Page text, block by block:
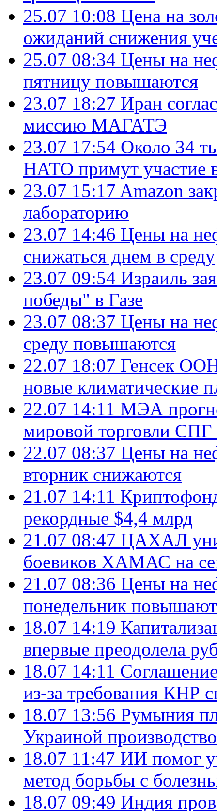
25.07 10:08 Цена на
ожиданий снижения
25.07 08:34 Цены на
пятницу повышаются
23.07 18:27 Иран
миссию МАГАТЭ
23.07 17:54 Около 34
НАТО примут участие
23.07 15:17 Amazon
лабораторию
23.07 14:46 Цены на
снижаться днем в среду
23.07 09:54 Израиль
победы" в Газе
23.07 08:37 Цены на
среду повышаются
22.07 18:07 Генсек ООН
новые климатические
22.07 14:11 МЭА
мировой торговли СПГ
22.07 08:37 Цены на
вторник снижаются
21.07 14:11
рекордные $4,4 млрд
21.07 08:47 ЦАХАЛ
боевиков ХАМАС на
21.07 08:36 Цены на
понедельник
18.07 14:19
впервые преодолела
18.07 14:11
из-за требования КНР
18.07 13:56 Румыния
Украиной
18.07 11:47 ИИ помог
метод борьбы с
18.07 09:49 Индия